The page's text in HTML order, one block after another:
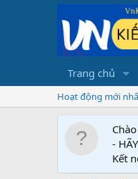
Trang chủ
Hoạt động mới
-
Kết